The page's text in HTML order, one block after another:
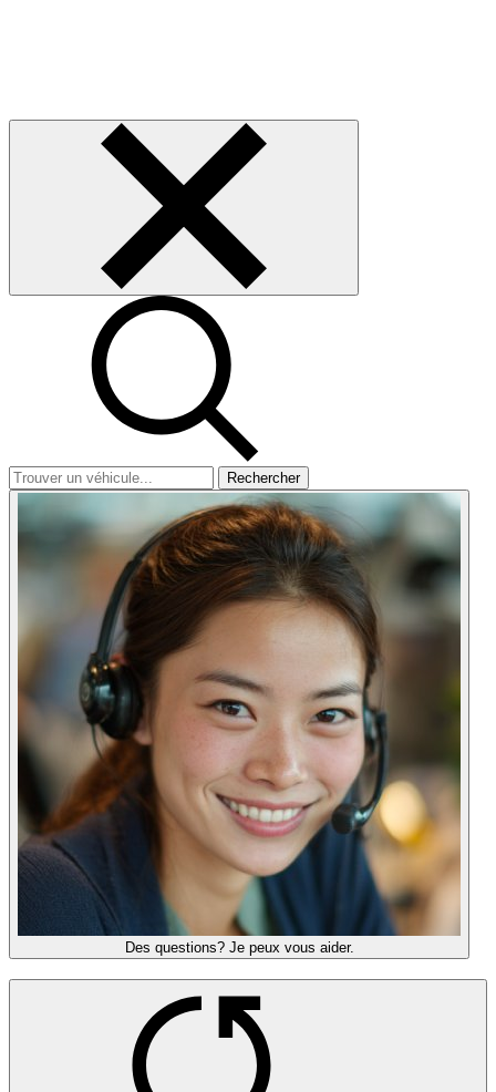
Rechercher
Des questions? Je peux vous aider.